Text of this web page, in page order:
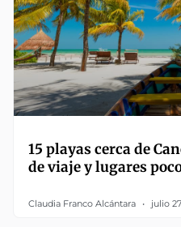
15 playas cerca de
de viaje y lugares
Claudia Franco Alcántara julio